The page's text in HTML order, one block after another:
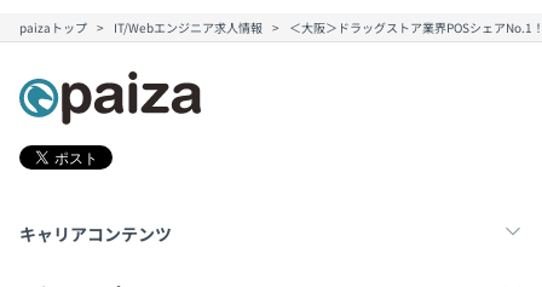
paizaトップ IT/Webエンジニア求人情報 ＜大阪＞ドラッグストア業界POSシェアNo.1
キャリアコンテンツ